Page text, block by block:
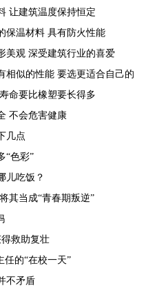
让建筑温度保持恒定
保温材料 具有防火性能
美观 深受建筑行业的喜爱
相似的性能 要选更适合自己的
命要比橡塑要长得多
不会危害健康
几点
“色彩”
儿吃饭？
其当成“青春期叛逆”
救助复壮
任的“在校一天”
不矛盾